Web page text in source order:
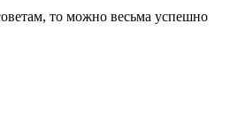
то можно весьма успешно